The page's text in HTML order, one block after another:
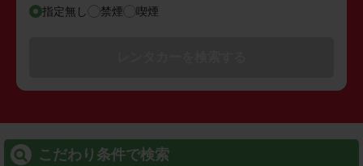
指定無し 禁煙 喫煙
こだわり条件で検索